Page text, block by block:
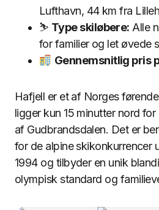
Lufthavn, 44 km fra
⛷ Type skiløbere: Alle
for familier og let øvede
Gennemsnitlig pris
Hafjell er et af Norges
ligger kun 15 minutter nord
af Gudbrandsdalen. Det er
for de alpine skikonkurrencer
1994 og tilbyder en unik
olympisk standard og